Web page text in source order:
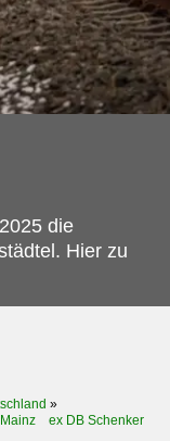
die
Hier zu
»
Mainz ex DB Schenker